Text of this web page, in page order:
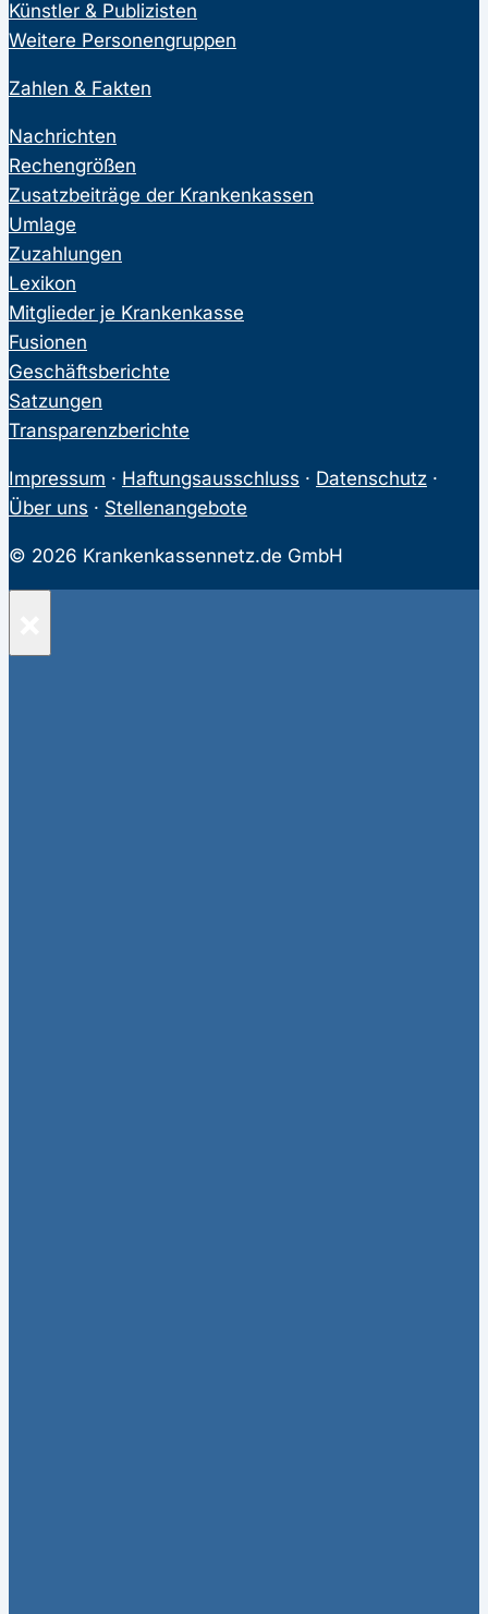
Künstler & Publizisten
Weitere Personengruppen
Zahlen & Fakten
Nachrichten
Rechengrößen
Zusatzbeiträge der Krankenkassen
Umlage
Zuzahlungen
Lexikon
Mitglieder je Krankenkasse
Fusionen
Geschäftsberichte
Satzungen
Transparenzberichte
Impressum · Haftungsausschluss · Datenschutz ·
Über uns · Stellenangebote
© 2026 Krankenkassennetz.de GmbH